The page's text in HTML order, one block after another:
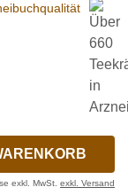
exkl. MwSt. exkl. Versand